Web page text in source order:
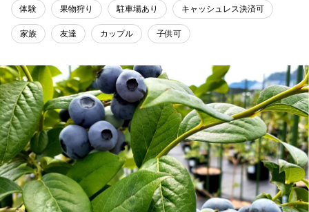
体験 果物狩り 駐車場あり キャッシュレス決済可
家族 友達 カップル 子供可